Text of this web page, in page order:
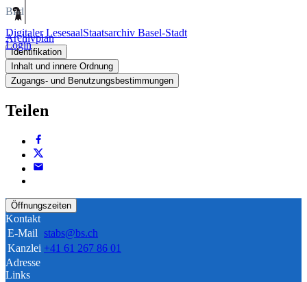
Digitaler LesesaalStaatsarchiv Basel-Stadt
Login
Bild
Archivplan
Identifikation
Inhalt und innere Ordnung
Zugangs- und Benutzungsbestimmungen
Teilen
Öffnungszeiten
Kontakt
E-Mail stabs@bs.ch
Kanzlei +41 61 267 86 01
Adresse
Links